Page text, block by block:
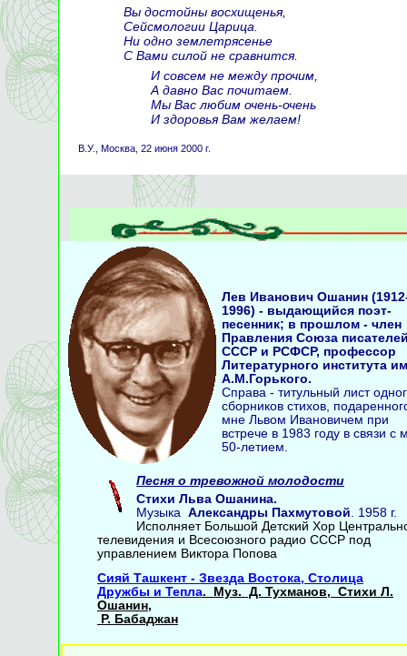
Вы достойны восхищенья,
Сейсмологии Царица.
Ни одно землетрясенье
С Вами силой не сравнится.
И совсем не между прочим,
А давно Вас почитаем.
Мы Вас любим очень-очень
И здоровья Вам желаем!
В.У., Москва, 22 июня 2000 г.
Лев Иванович Ошанин
1996) - выдающийся поэт-
песенник; в прошлом - член
Правления Союза
СССР и РСФСР, профессор
Литературного института
А.М.Горького.
Справа - титульный лист
сборников стихов,
мне Львом Ивановичем при
встрече в 1983 году в связи с
50-летием.
Песня о тревожной молодости
Стихи Льва Ошанина.
Музыка Александры Пахмутовой. 1958 г.
Исполняет Большой Детский Хор
телевидения и Всесоюзного радио СССР под
управлением Виктора Попова
Сияй Ташкент - Звезда Востока, Столица
Дружбы и Тепла.
Муз. Д. Тухманов, Стихи Л.
Ошанин,
Р. Бабаджан